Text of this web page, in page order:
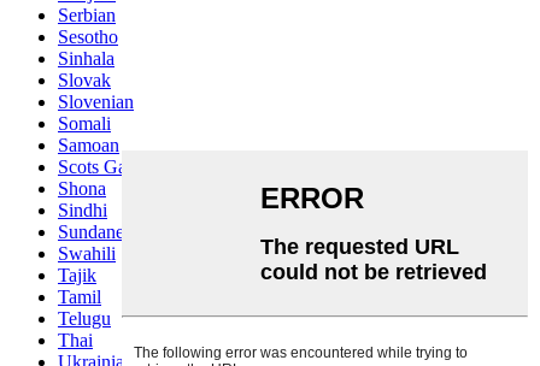
Serbian
Sesotho
Sinhala
Slovak
Slovenian
Somali
Samoan
Scots Gaelic
Shona
Sindhi
Sundanese
Swahili
Tajik
Tamil
Telugu
Thai